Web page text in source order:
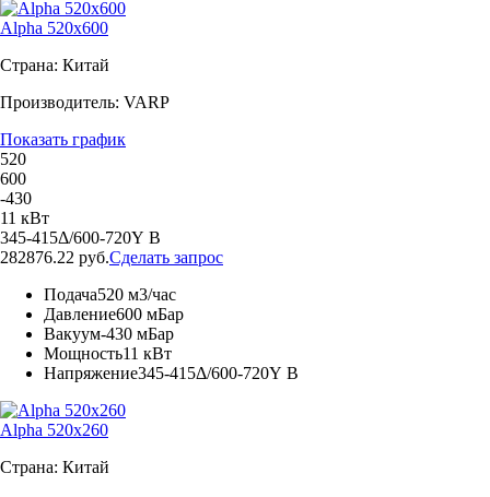
Alpha 520x600
Страна: Китай
Производитель: VARP
Показать график
520
600
-430
11 кВт
345-415Δ/600-720Y В
282876.22 руб.Сделать запрос
Подача520 м3/час
Давление600 мБар
Вакуум-430 мБар
Мощность11 кВт
Напряжение345-415Δ/600-720Y В
Alpha 520x260
Страна: Китай